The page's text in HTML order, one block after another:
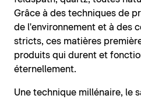
Grâce à des techniques de
de l'environnement et à des
stricts, ces matières
produits qui durent et
éternellement.
Une technique millénaire, le